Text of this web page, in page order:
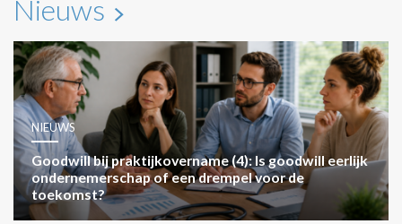
Nieuws
NIEUWS
Goodwill bij praktijkovername (4): Is goodwill eerlijk
ondernemerschap of een drempel voor de
toekomst?